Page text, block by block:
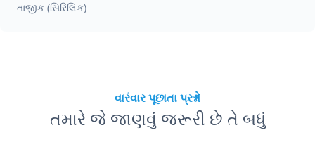
તાજીક (સિરિલિક)
વારંવાર પૂછાતા પ્રશ્નો
તમારે જે જાણવું જરૂરી છે તે બધું